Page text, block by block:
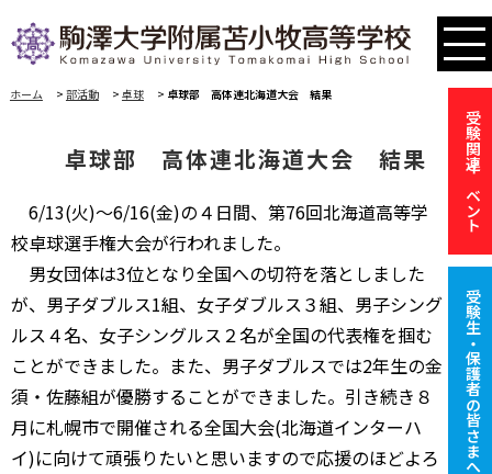
受験関連イベント
受験生・保護者の皆さまへ
ホーム > 部活動 > 卓球 > 卓球部 高体連北海道大会 結果
卓球部 高体連北海道大会 結果
6/13(火)～6/16(金)の４日間、第76回北海道高等学
校卓球選手権大会が行われました。
男女団体は3位となり全国への切符を落としました
が、男子ダブルス1組、女子ダブルス３組、男子シング
ルス４名、女子シングルス２名が全国の代表権を掴む
ことができました。また、男子ダブルスでは2年生の金
須・佐藤組が優勝することができました。引き続き８
月に札幌市で開催される全国大会(北海道インターハ
イ)に向けて頑張りたいと思いますので応援のほどよろ